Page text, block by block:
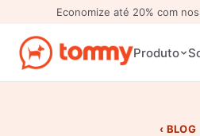
Economize até 20% com
Produto
BLOG